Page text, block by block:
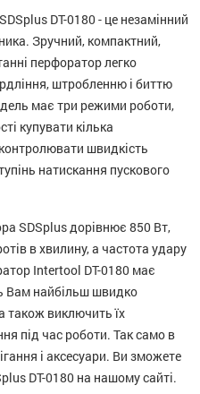
DT-0180 - це незамінний
Зручний, компактний,
перфоратор легко
штробленню і биттю
має три режими роботи,
купувати кілька
швидкість
натискання пускового
SDSplus дорівнює 850 Вт,
в хвилину, а частота удару
Intertool DT-0180 має
Вам найбільш швидко
також виключить їх
під час роботи. Так само в
і аксесуари. Ви зможете
DT-0180 на нашому сайті.